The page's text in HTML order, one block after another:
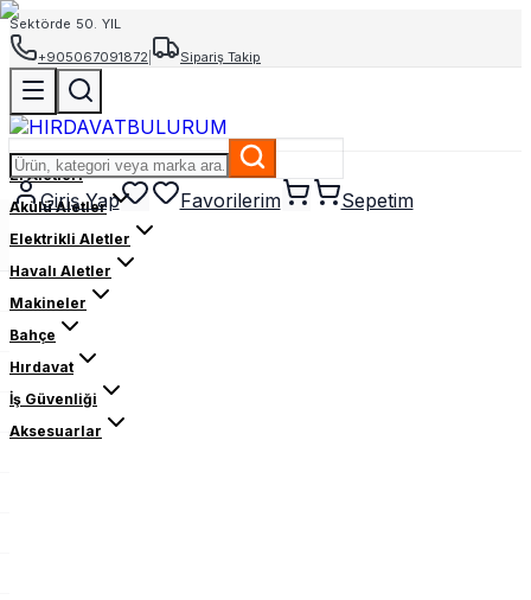
Sektörde 50. YIL
+905067091872
Sipariş Takip
Giriş Yap Favorilerim Sepetim
El Aletleri
Akülü Aletler
Elektrikli Aletler
Havalı Aletler
Makineler
Bahçe
Hırdavat
İş Güvenliği
Aksesuarlar